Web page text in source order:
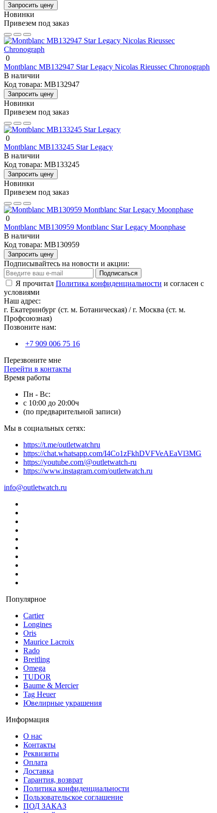
Запросить цену
Новинки
Привезем под заказ
0
Montblanc MB132947 Star Legacy Nicolas Rieussec Chronograph
В наличии
Код товара: MB132947
Запросить цену
Новинки
Привезем под заказ
0
Montblanc MB133245 Star Legacy
В наличии
Код товара: MB133245
Запросить цену
Новинки
Привезем под заказ
0
Montblanc MB130959 Montblanc Star Legacy Moonphase
В наличии
Код товара: MB130959
Запросить цену
Подписывайтесь на новости и акции:
Подписаться
Я прочитал Политика конфиденциальности и согласен с
условиями
Наш адрес:
г. Екатеринбург (ст. м. Ботаническая) / г. Москва (ст. м.
Профсоюзная)
Позвоните нам:
+7 909 006 75 16
Перезвоните мне
Перейти в контакты
Время работы
Пн - Вс:
с 10:00 до 20:00ч
(по предварительной записи)
Мы в социальных сетях:
https://t.me/outletwatchru
https://chat.whatsapp.com/I4Co1zFkhDVFVeAEaVl3MG
https://youtube.com/@outletwatch-ru
https://www.instagram.com/outletwatch.ru
info@outletwatch.ru
Популярное
Cartier
Longines
Oris
Maurice Lacroix
Rado
Breitling
Omega
TUDOR
Baume & Mercier
Tag Heuer
Ювелирные украшения
Информация
О нас
Контакты
Реквизиты
Оплата
Доставка
Гарантия, возврат
Политика конфиденциальности
Пользовательское соглашение
ПОД ЗАКАЗ